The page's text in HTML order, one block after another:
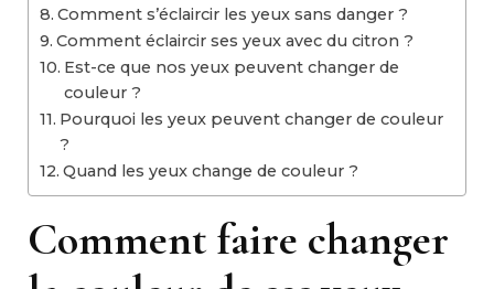
Comment s’éclaircir les yeux sans danger ?
Comment éclaircir ses yeux avec du citron ?
Est-ce que nos yeux peuvent changer de
couleur ?
Pourquoi les yeux peuvent changer de couleur
?
Quand les yeux change de couleur ?
Comment faire changer